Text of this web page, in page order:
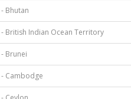
- Bhutan
- British Indian Ocean Territory
- Brunei
- Cambodge